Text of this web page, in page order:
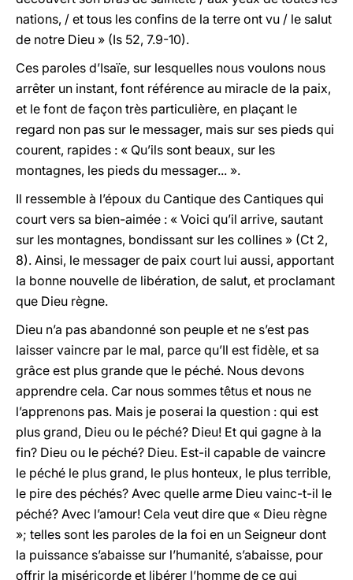
nations, / et tous les confins de la terre ont vu / le salut
de notre Dieu » (Is 52, 7.9-10).
Ces paroles d’Isaïe, sur lesquelles nous voulons nous
arrêter un instant, font référence au miracle de la paix,
et le font de façon très particulière, en plaçant le
regard non pas sur le messager, mais sur ses pieds qui
courent, rapides : « Qu’ils sont beaux, sur les
montagnes, les pieds du messager... ».
Il ressemble à l’époux du Cantique des Cantiques qui
court vers sa bien-aimée : « Voici qu’il arrive, sautant
sur les montagnes, bondissant sur les collines » (Ct 2,
8). Ainsi, le messager de paix court lui aussi, apportant
la bonne nouvelle de libération, de salut, et proclamant
que Dieu règne.
Dieu n’a pas abandonné son peuple et ne s’est pas
laisser vaincre par le mal, parce qu’Il est fidèle, et sa
grâce est plus grande que le péché. Nous devons
apprendre cela. Car nous sommes têtus et nous ne
l’apprenons pas. Mais je poserai la question : qui est
plus grand, Dieu ou le péché? Dieu! Et qui gagne à la
fin? Dieu ou le péché? Dieu. Est-il capable de vaincre
le péché le plus grand, le plus honteux, le plus terrible,
le pire des péchés? Avec quelle arme Dieu vainc-t-il le
péché? Avec l’amour! Cela veut dire que « Dieu règne
»; telles sont les paroles de la foi en un Seigneur dont
la puissance s’abaisse sur l’humanité, s’abaisse, pour
offrir la miséricorde et libérer l’homme de ce qui